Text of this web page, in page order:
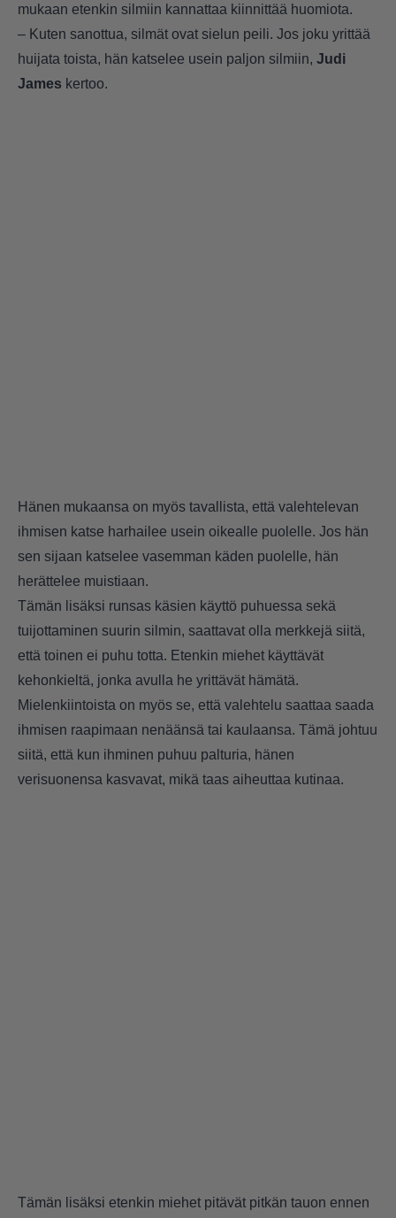
mukaan etenkin silmiin kannattaa kiinnittää huomiota.
– Kuten sanottua, silmät ovat sielun peili. Jos joku yrittää
huijata toista, hän katselee usein paljon silmiin, Judi
James kertoo.
Hänen mukaansa on myös tavallista, että valehtelevan
ihmisen katse harhailee usein oikealle puolelle. Jos hän
sen sijaan katselee vasemman käden puolelle, hän
herättelee muistiaan.
Tämän lisäksi runsas käsien käyttö puhuessa sekä
tuijottaminen suurin silmin, saattavat olla merkkejä siitä,
että toinen ei puhu totta. Etenkin miehet käyttävät
kehonkieltä, jonka avulla he yrittävät hämätä.
Mielenkiintoista on myös se, että valehtelu saattaa saada
ihmisen raapimaan nenäänsä tai kaulaansa. Tämä johtuu
siitä, että kun ihminen puhuu palturia, hänen
verisuonensa kasvavat, mikä taas aiheuttaa kutinaa.
Tämän lisäksi etenkin miehet pitävät pitkän tauon ennen